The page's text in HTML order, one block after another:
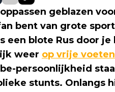
geblazen
bent van grote
een blote Rus door
weer op vrije voeten
persoonlijkheid
stunts. Onlangs